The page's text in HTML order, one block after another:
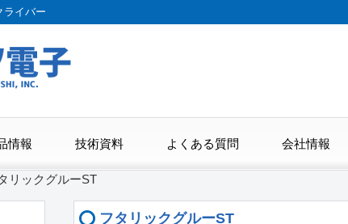
ライバー
情報 技術資料 よくある質問 会社情報
リックグルーST
フタリックグルーST